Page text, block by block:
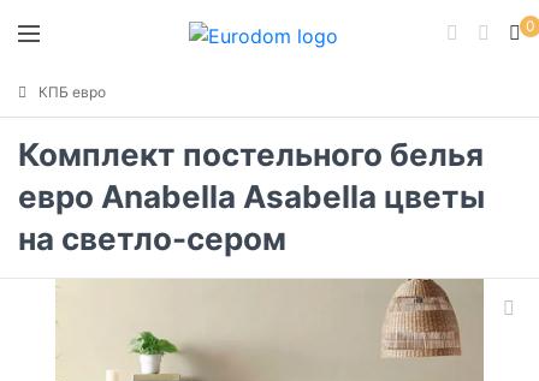
0
КПБ евро
Комплект постельного белья
евро Anabella Asabella цветы
на светло-сером